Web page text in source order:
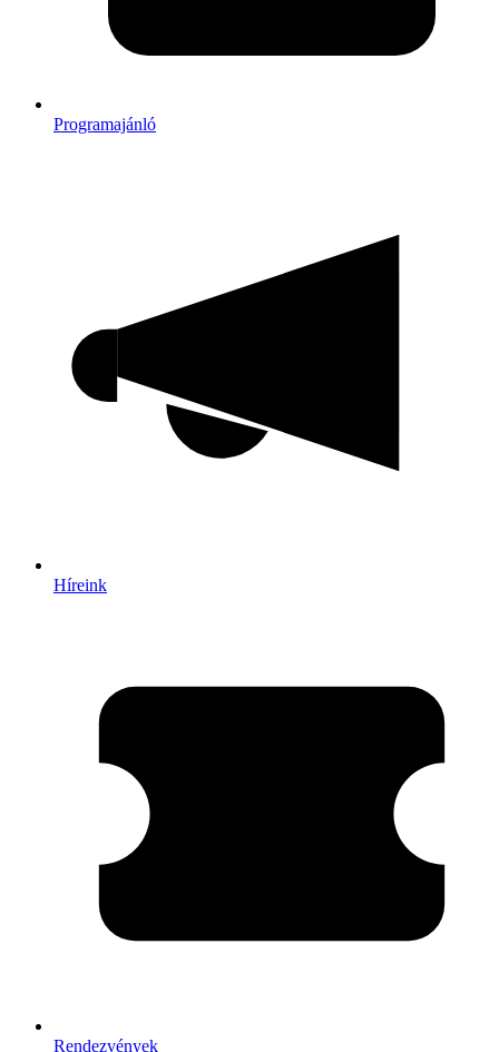
Programajánló
Híreink
Rendezvények